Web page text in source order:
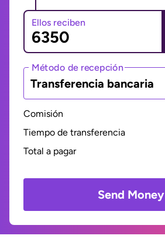
Ellos reciben
Método de recepción
Transferencia bancaria
Comisión
Tiempo de transferencia
Total a pagar
Send Money